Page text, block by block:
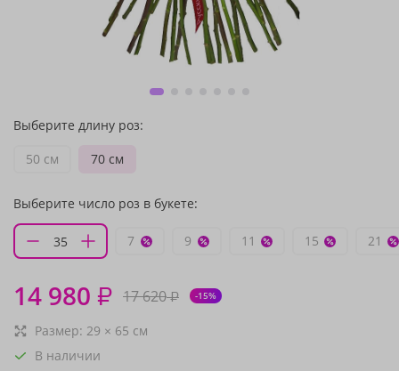
Выберите длину роз:
50 см
70 см
Выберите число роз в букете:
7 9 11 15 21
14 980 ₽ 17 620₽ -15%
Размер: 29 × 65 см
В наличии